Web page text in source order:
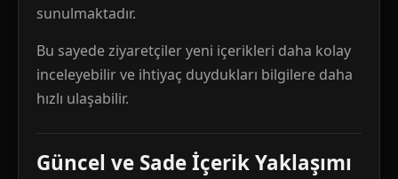
sunulmaktadır.
Bu sayede ziyaretçiler yeni içerikleri daha kolay
inceleyebilir ve ihtiyaç duydukları bilgilere daha
hızlı ulaşabilir.
Güncel ve Sade İçerik Yaklaşımı